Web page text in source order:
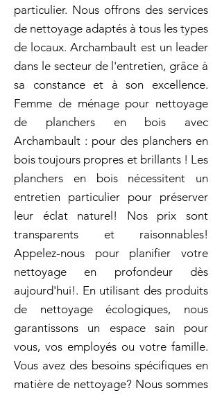
particulier. Nous offrons des services
de nettoyage adaptés à tous les types
de locaux. Archambault est un leader
dans le secteur de l'entretien, grâce à
sa constance et à son excellence.
Femme de ménage pour nettoyage
de planchers en bois avec
Archambault : pour des planchers en
bois toujours propres et brillants ! Les
planchers en bois nécessitent un
entretien particulier pour préserver
leur éclat naturel! Nos prix sont
transparents et raisonnables!
Appelez-nous pour planifier votre
nettoyage en profondeur dès
aujourd'hui!. En utilisant des produits
de nettoyage écologiques, nous
garantissons un espace sain pour
vous, vos employés ou votre famille.
Vous avez des besoins spécifiques en
matière de nettoyage? Nous sommes